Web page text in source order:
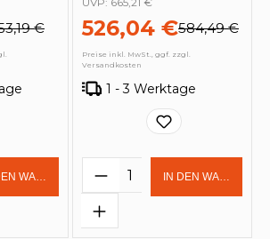
€
Gib den
WARENKORB
526,04 €584,49 €
Preise inkl. MwSt., ggf. zzgl.
Versandkosten
1 - 3 Werktage
Produkt Anzahl:
IN DEN